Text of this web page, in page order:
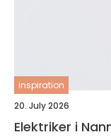
inspiration
20. July 2026
Elektriker i